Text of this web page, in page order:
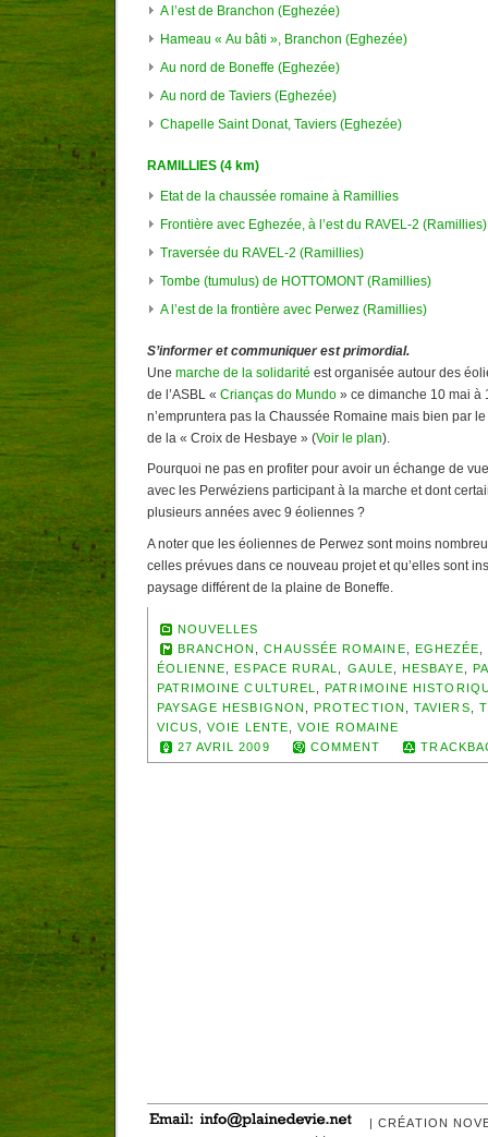
A l’est de Branchon (Eghezée)
Hameau « Au bâti », Branchon (Eghezée)
Au nord de Boneffe (Eghezée)
Au nord de Taviers (Eghezée)
Chapelle Saint Donat, Taviers (Eghezée)
RAMILLIES (4 km)
Etat de la chaussée romaine à Ramillies
Frontière avec Eghezée, à l’est du RAVEL-2 (Ramillies)
Traversée du RAVEL-2 (Ramillies)
Tombe (tumulus) de HOTTOMONT (Ramillies)
A l’est de la frontière avec Perwez (Ramillies)
S’informer et communiquer est primordial.
Une marche de la solidarité est organisée autour des
de l’ASBL « Crianças do Mundo » ce dimanche 10 mai à
n’empruntera pas la Chaussée Romaine mais bien par
de la « Croix de Hesbaye » (Voir le plan).
Pourquoi ne pas en profiter pour avoir un échange de
avec les Perwéziens participant à la marche et dont
plusieurs années avec 9 éoliennes ?
A noter que les éoliennes de Perwez sont moins
celles prévues dans ce nouveau projet et qu’elles sont
paysage différent de la plaine de Boneffe.
NOUVELLES
BRANCHON
,CHAUSSÉE ROMAINE EGHEZÉE
ÉOLIENNE ,ESPACE RURAL GAULE ,HESBAYE
PATRIMOINE CULTUREL
,PATRIMOINE
PAYSAGE HESBIGNON
,PROTECTION ,TAVIERS
VICUS ,VOIE LENTE ,VOIE ROMAINE
27 AVRIL 2009
COMMENT
| CRÉATION